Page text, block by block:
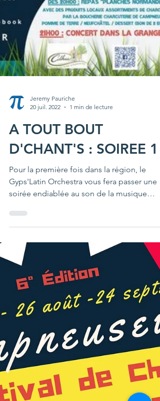
1 min de lecture
A TOUT BOUT
D'CHANT'S : SOIREE 1
Pour la première fois dans la région, le
Gyps'Latin Orchestra vous fera passer une
soirée endiablée au son de la musique
gipsy, latino...